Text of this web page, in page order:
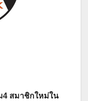
4 สมาชิกใหม่ใน